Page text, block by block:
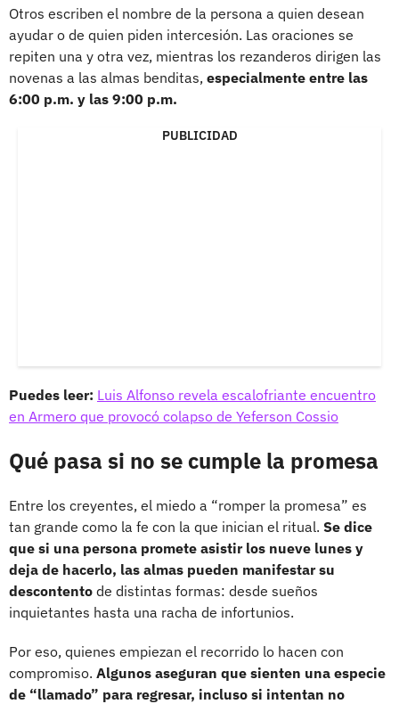
Otros escriben el nombre de la persona a quien desean
ayudar o de quien piden intercesión. Las oraciones se
repiten una y otra vez, mientras los rezanderos dirigen las
novenas a las almas benditas, especialmente entre las
6:00 p.m. y las 9:00 p.m.
PUBLICIDAD
Puedes leer: Luis Alfonso revela escalofriante encuentro
en Armero que provocó colapso de Yeferson Cossio
Qué pasa si no se cumple la promesa
Entre los creyentes, el miedo a “romper la promesa” es
tan grande como la fe con la que inician el ritual. Se dice
que si una persona promete asistir los nueve lunes y
deja de hacerlo, las almas pueden manifestar su
descontento de distintas formas: desde sueños
inquietantes hasta una racha de infortunios.
Por eso, quienes empiezan el recorrido lo hacen con
compromiso. Algunos aseguran que sienten una especie
de “llamado” para regresar, incluso si intentan no